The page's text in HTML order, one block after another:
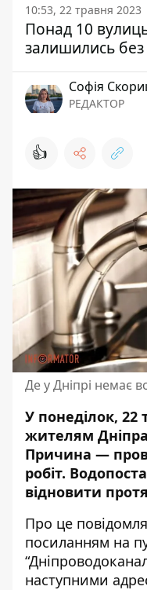
10:53, 22 травня 2023
Понад 10
залишились
Софія
РЕДАКТОР
👍
Де у Дніпрі немає
У понеділок,
жителям
Причина —
робіт.
відновити
Про це
посиланням на
наступними